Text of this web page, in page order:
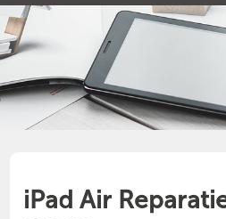
iPad Air